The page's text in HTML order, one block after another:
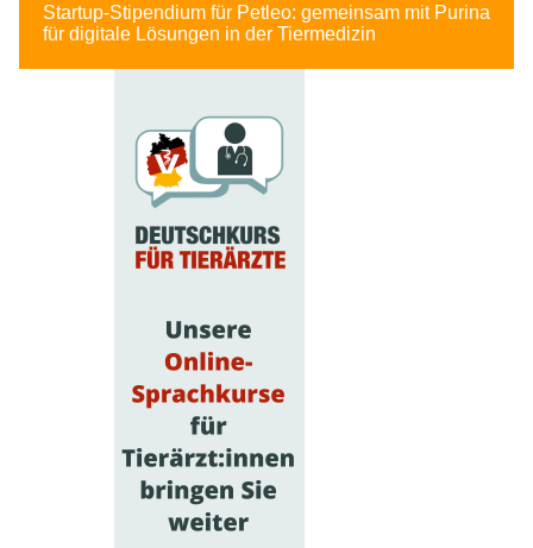
Startup-Stipendium für Petleo: gemeinsam mit Purina
für digitale Lösungen in der Tiermedizin